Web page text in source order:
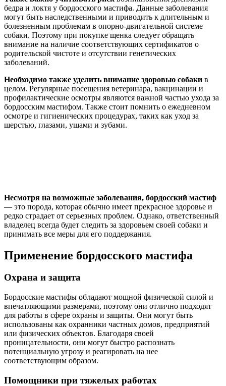
бедра и локтя у бордосского мастифа. Данные заболевания
могут быть наследственными и приводить к длительным и
болезненным проблемам в опорно-двигательной системе
собаки. Поэтому при покупке щенка следует обращать
внимание на наличие соответствующих сертификатов о
родительской чистоте и отсутствии генетических
заболеваний.
Необходимо также уделить внимание здоровью собаки в
целом. Регулярные посещения ветеринара, вакцинации и
профилактические осмотры являются важной частью ухода за
бордосским мастифом. Также стоит помнить о ежедневном
осмотре и гигиенических процедурах, таких как уход за
шерстью, глазами, ушами и зубами.
Несмотря на возможные заболевания, бордосский мастиф
— это порода, которая обычно имеет прекрасное здоровье и
редко страдает от серьезных проблем. Однако, ответственный
владелец всегда будет следить за здоровьем своей собаки и
принимать все меры для его поддержания.
Применение бордосского мастифа
Охрана и защита
Бордосские мастифы обладают мощной физической силой и
впечатляющими размерами, поэтому они отлично подходят
для работы в сфере охраны и защиты. Они могут быть
использованы как охранники частных домов, предприятий
или физических объектов. Благодаря своей
проницательности, они могут быстро распознать
потенциальную угрозу и реагировать на нее
соответствующим образом.
Помощники при тяжелых работах